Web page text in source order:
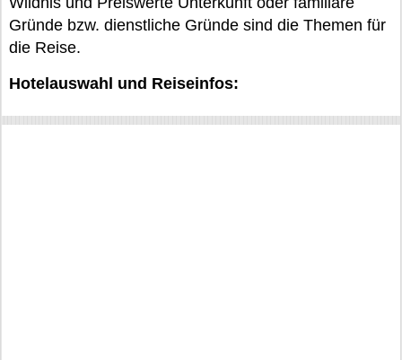
Gründe bzw. dienstliche Gründe sind die Themen für
die Reise.
Hotelauswahl und Reiseinfos: